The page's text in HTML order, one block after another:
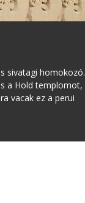
sivatagi homokozó.
a Hold templomot,
vacak ez a perui